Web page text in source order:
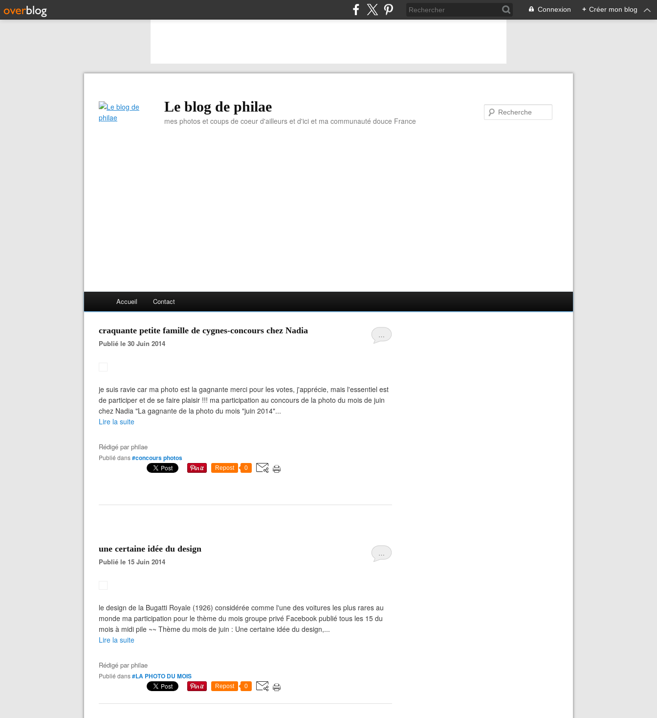
Connexion + Créer mon blog
Le blog de philae
mes photos et coups de coeur d'ailleurs et d'ici et ma communauté douce France
Accueil Contact
…
craquante petite famille de cygnes-concours chez Nadia
Publié le 30 Juin 2014
je suis ravie car ma photo est la gagnante merci pour les votes, j'apprécie, mais l'essentiel est
de participer et de se faire plaisir !!! ma participation au concours de la photo du mois de juin
chez Nadia "La gagnante de la photo du mois "juin 2014"...
Lire la suite
Rédigé parphilae
Publié dans#concours photos
Repost 0
…
une certaine idée du design
Publié le 15 Juin 2014
le design de la Bugatti Royale (1926) considérée comme l'une des voitures les plus rares au
monde ma participation pour le thème du mois groupe privé Facebook publié tous les 15 du
mois à midi pile ~~ Thème du mois de juin : Une certaine idée du design,...
Lire la suite
Rédigé parphilae
Publié dans#LA PHOTO DU MOIS
Repost 0